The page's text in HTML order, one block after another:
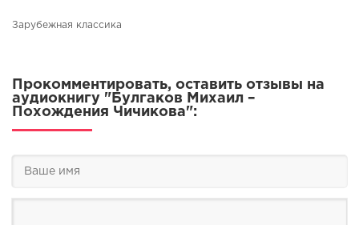
Зарубежная классика
Прокомментировать, оставить отзывы на
аудиокнигу "Булгаков Михаил –
Похождения Чичикова":